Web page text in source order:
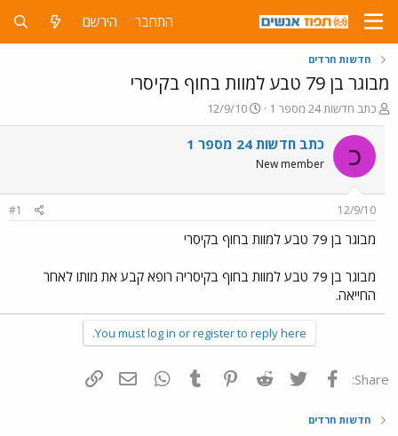
התחבר הירשם
חדשות חרדים
מבוגר בן 79 טבע למוות בחוף בקיסרי
פ
ו
ת
ח
ה
ו
ש
א
כתב חדשות 24 מספר 1
פ
ו
ר
ר
12/9/10
כ כתב חדשות 24 מספר 1
New member
12/9/10
#1
מבוגר בן 79 טבע למוות בחוף בקיסרי
מבוגר בן 79 טבע למוות בחוף בקיסריה רופא קבע את מותו לאחר
החייאה.
You must log in or register to reply here.
Share: פייסבוק Twitter
Reddit
Pinterest
Tumblr
WhatsAppדואר אלקטרוני
חדשות חרדים